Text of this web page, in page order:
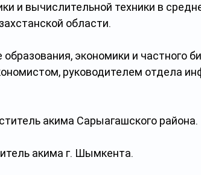
и вычислительной техники в
области.
экономики и частного
руководителем отдела
акима Сарыагашского района.
акима г. Шымкента.